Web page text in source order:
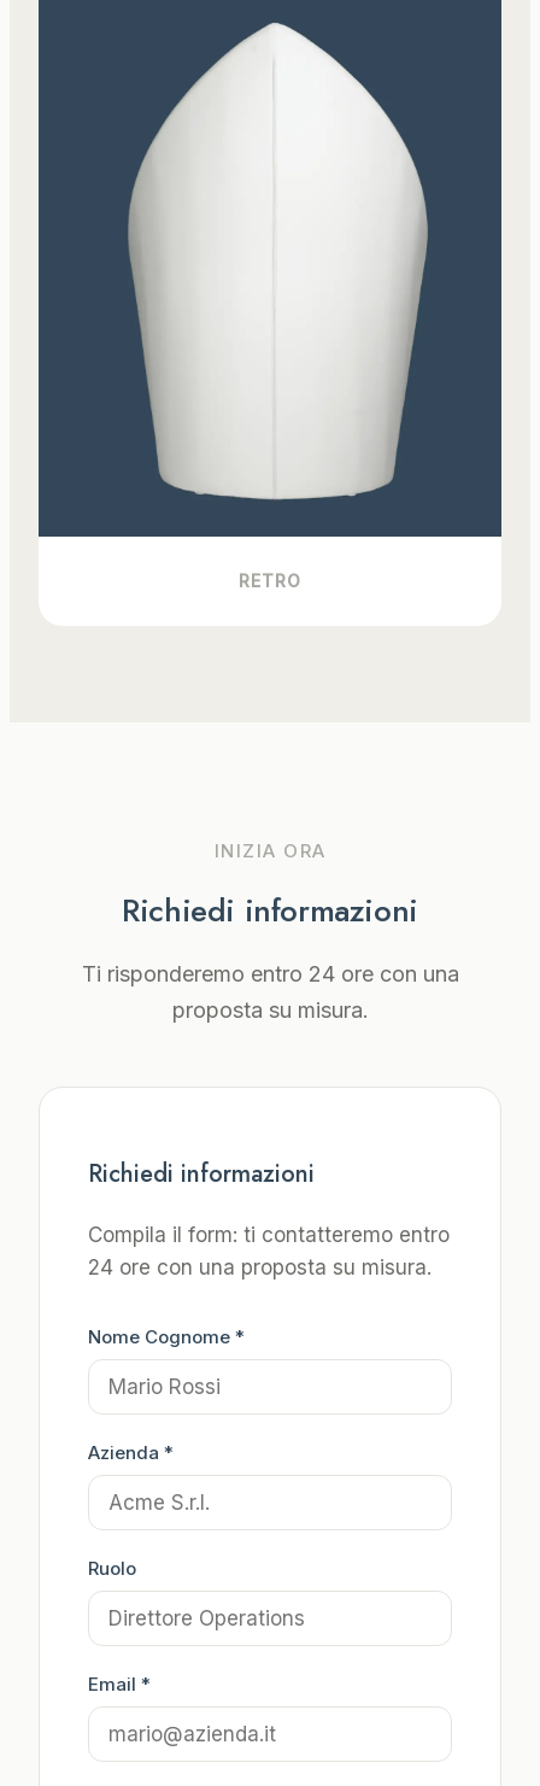
RETRO
INIZIA ORA
Richiedi informazioni
Ti risponderemo entro 24 ore con una
proposta su misura.
Richiedi informazioni
Compila il form: ti contatteremo entro
24 ore con una proposta su misura.
Nome Cognome *
Azienda *
Ruolo
Email *